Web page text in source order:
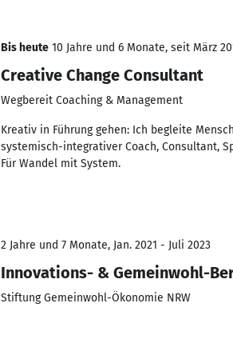
Bis heute 10 Jahre und 6 Monate, seit März
Creative Change Consultant
Wegbereit Coaching & Management
Kreativ in Führung gehen: Ich begleite
systemisch-integrativer Coach, Consultant,
Für Wandel mit System.
2 Jahre und 7 Monate, Jan. 2021 - Juli 2023
Innovations- & Gemeinwohl-
Stiftung Gemeinwohl-Ökonomie NRW